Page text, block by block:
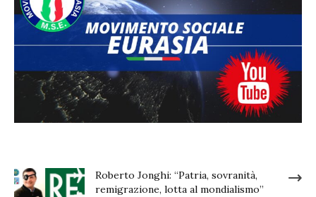
Roberto Jonghi: “Patria, sovranità,
remigrazione, lotta al mondialismo”